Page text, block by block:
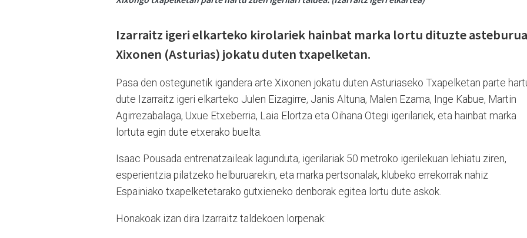
Izarraitz igeri elkarteko kirolariek hainbat marka lortu dituzte
Xixonen (Asturias) jokatu duten txapelketan.
Pasa den ostegunetik igandera arte Xixonen jokatu duten Asturiaseko Txapelketan parte
dute Izarraitz igeri elkarteko Julen Eizagirre, Janis Altuna, Malen Ezama, Inge Kabue, Martin
Agirrezabalaga, Uxue Etxeberria, Laia Elortza eta Oihana Otegi igerilariek, eta hainbat marka
lortuta egin dute etxerako buelta.
Isaac Pousada entrenatzaileak lagunduta, igerilariak 50 metroko igerilekuan lehiatu ziren,
esperientzia pilatzeko helburuarekin, eta marka pertsonalak, klubeko errekorrak nahiz
Espainiako txapelketetarako gutxieneko denborak egitea lortu dute askok.
Honakoak izan dira Izarraitz taldekoen lorpenak: